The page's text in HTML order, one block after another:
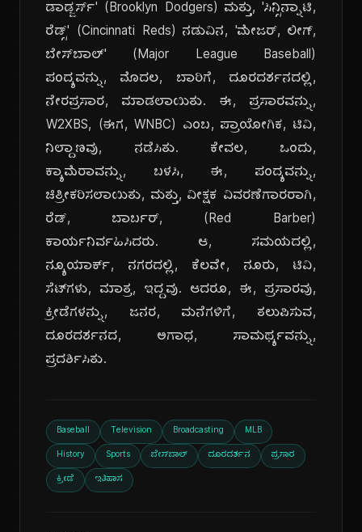
ಡಾಡ್ಜರ್ಸ್' (Brooklyn Dodgers) ಮತ್ತು, 'ಸಿನ್ಸಿನ್ನಾಟಿ,
ರೆಡ್ಸ್' (Cincinnati Reds) ನಡುವಿನ, 'ಮೇಜರ್, ಲೀಗ್,
ಬೇಸ್‌ಬಾಲ್' (Major League Baseball)
ಪಂದ್ಯವನ್ನು, ಮೊದಲ, ಬಾರಿಗೆ, ದೂರದರ್ಶನದಲ್ಲಿ,
ನೇರಪ್ರಸಾರ, ಮಾಡಲಾಯಿತು. ಈ, ಪ್ರಸಾರವನ್ನು,
W2XBS, (ಈಗ, WNBC) ಎಂಬ, ಪ್ರಾಯೋಗಿಕ, ಟಿವಿ,
ನಿಲ್ದಾಣವು, ನಡೆಸಿತು. ಕೇವಲ, ಒಂದು,
ಕ್ಯಾಮೆರಾವನ್ನು, ಬಳಸಿ, ಈ, ಪಂದ್ಯವನ್ನು,
ಚಿತ್ರೀಕರಿಸಲಾಯಿತು, ಮತ್ತು, ವೀಕ್ಷಕ ವಿವರಣೆಗಾರರಾಗಿ,
ರೆಡ್, ಬಾರ್ಬರ್, (Red Barber)
ಕಾರ್ಯನಿರ್ವಹಿಸಿದರು. ಆ, ಸಮಯದಲ್ಲಿ,
ನ್ಯೂಯಾರ್ಕ್, ನಗರದಲ್ಲಿ, ಕೆಲವೇ, ನೂರು, ಟಿವಿ,
ಸೆಟ್‌ಗಳು, ಮಾತ್ರ, ಇದ್ದವು. ಆದರೂ, ಈ, ಪ್ರಸಾರವು,
ಕ್ರೀಡೆಗಳನ್ನು, ಜನರ, ಮನೆಗಳಿಗೆ, ತಲುಪಿಸುವ,
ದೂರದರ್ಶನದ, ಅಗಾಧ, ಸಾಮರ್ಥ್ಯವನ್ನು,
ಪ್ರದರ್ಶಿಸಿತು.
Baseball Television Broadcasting MLB
History Sports ಬೇಸ್‌ಬಾಲ್ ದೂರದರ್ಶನ ಪ್ರಸಾರ
ಕ್ರೀಡೆ ಇತಿಹಾಸ